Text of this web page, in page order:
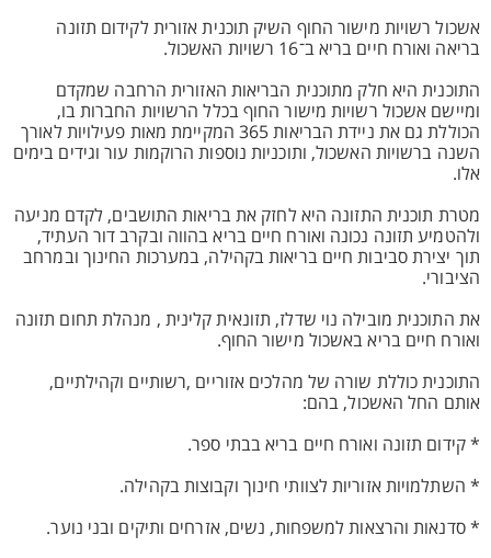
אשכול רשויות מישור החוף השיק תוכנית אזורית לקידום תזונה
בריאה ואורח חיים בריא ב־16 רשויות האשכול.
התוכנית היא חלק מתוכנית הבריאות האזורית הרחבה שמקדם
ומיישם אשכול רשויות מישור החוף בכלל הרשויות החברות בו,
הכוללת גם את ניידת הבריאות 365 המקיימת מאות פעילויות לאורך
השנה ברשויות האשכול, ותוכניות נוספות הרוקמות עור וגידים בימים
אלו.
מטרת תוכנית התזונה היא לחזק את בריאות התושבים, לקדם מניעה
ולהטמיע תזונה נכונה ואורח חיים בריא בהווה ובקרב דור העתיד,
תוך יצירת סביבות חיים בריאות בקהילה, במערכות החינוך ובמרחב
הציבורי.
את התוכנית מובילה נוי שדלז, תזונאית קלינית , מנהלת תחום תזונה
ואורח חיים בריא באשכול מישור החוף.
התוכנית כוללת שורה של מהלכים אזוריים ,רשותיים וקהילתיים,
אותם החל האשכול, בהם:
* קידום תזונה ואורח חיים בריא בבתי ספר.
* השתלמויות אזוריות לצוותי חינוך וקבוצות בקהילה.
* סדנאות והרצאות למשפחות, נשים, אזרחים ותיקים ובני נוער.